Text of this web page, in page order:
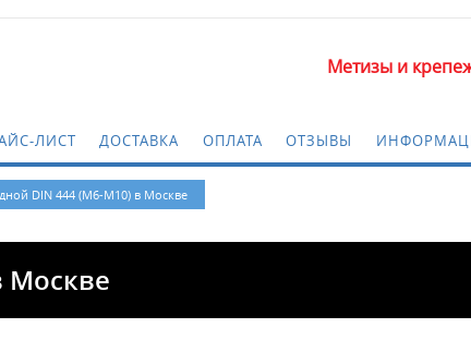
Метизы и крепежные
ЛИСТ ДОСТАВКА ОПЛАТА ОТЗЫВЫ
DIN 444 (М6-М10) в Москве
Москве